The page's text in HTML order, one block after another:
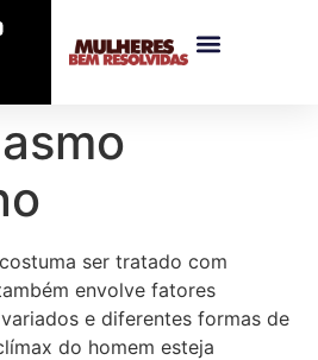
ser tratado com
envolve fatores
e diferentes formas de
do homem esteja